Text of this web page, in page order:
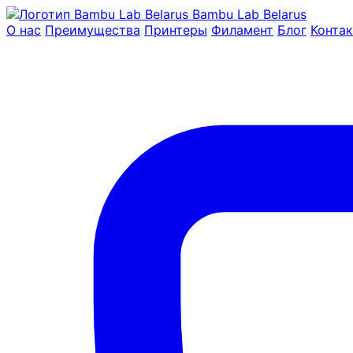
Bambu Lab Belarus
О нас Преимущества Принтеры Филамент Блог